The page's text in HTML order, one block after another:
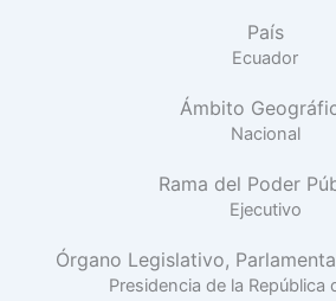
País
Ecuador
Ámbito
Nacional
Rama del Poder
Ejecutivo
Órgano Legislativo,
Presidencia de la República